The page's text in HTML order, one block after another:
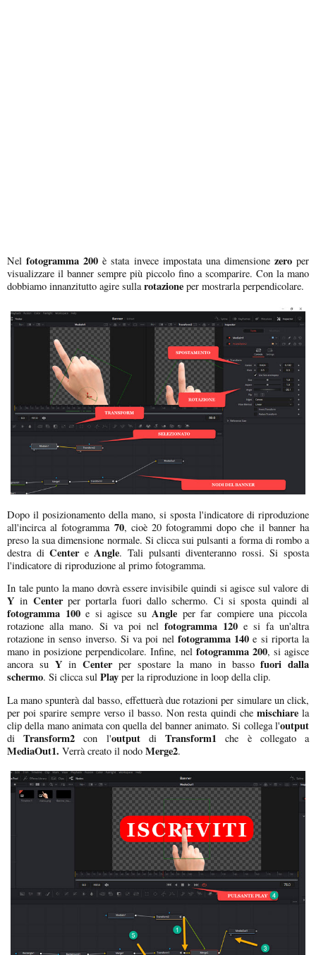
Nelfotogramma 200 è stata invece impostata una dimensionezeroper
visualizzare il banner sempre più piccolo fino a scomparire. Con la mano
dobbiamo innanzitutto agire sullarotazione per mostrarla perpendicolare.
Dopo il posizionamento della mano, si sposta l'indicatore di riproduzione
all'incirca al fotogramma 70, cioè 20 fotogrammi dopo che il banner ha
preso la sua dimensione normale. Si clicca sui pulsanti a forma di rombo a
destra diCentereAngle. Tali pulsanti diventeranno rossi. Si sposta
l'indicatore di riproduzione al primo fotogramma.
In tale punto la mano dovrà essere invisibile quindi si agisce sul valore di
Yin Centerper portarla fuori dallo schermo. Ci si sposta quindi al
fotogramma 100e si agisce su Angle per far compiere una piccola
rotazione alla mano. Si va poi nel fotogramma 120 e si fa un'altra
rotazione in senso inverso. Si va poi nelfotogramma 140 e si riporta la
mano in posizione perpendicolare. Infine, nel fotogramma 200, si agisce
ancora suY in Centerper spostare la mano in bassofuori dalla
schermo. Si clicca sul Play per la riproduzione in loop della clip.
La mano spunterà dal basso, effettuerà due rotazioni per simulare un click,
per poi sparire sempre verso il basso. Non resta quindi chemischiarela
clip della mano animata con quella del banner animato. Si collega l'output
diTransform2 con l'outputdiTransform1che è collegato a
MediaOut1. Verrà creato il nodo Merge2.